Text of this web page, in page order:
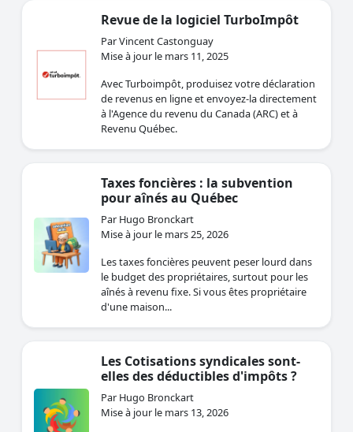
Revue de la logiciel TurboImpôt
Par Vincent Castonguay
Mise à jour le mars 11, 2025
Avec Turboimpôt, produisez votre déclaration
de revenus en ligne et envoyez-la directement
à l'Agence du revenu du Canada (ARC) et à
Revenu Québec.
Taxes foncières : la subvention
pour aînés au Québec
Par Hugo Bronckart
Mise à jour le mars 25, 2026
Les taxes foncières peuvent peser lourd dans
le budget des propriétaires, surtout pour les
aînés à revenu fixe. Si vous êtes propriétaire
d'une maison...
Les Cotisations syndicales sont-
elles des déductibles d'impôts ?
Par Hugo Bronckart
Mise à jour le mars 13, 2026